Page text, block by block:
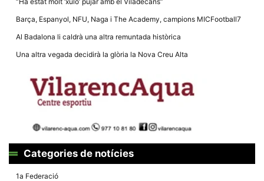
Barça, Espanyol, NFU, Naga i The Academy, campions MICFootball7
Al Badalona li caldrà una altra remuntada històrica
Una altra vegada decidirà la glòria la Nova Creu Alta
Categories de notícies
1a Federació